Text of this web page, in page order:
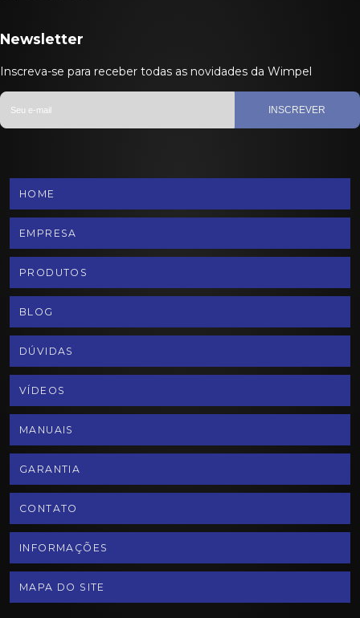
Newsletter
Inscreva-se para receber todas as novidades da Wimpel
INSCREVER
HOME
EMPRESA
PRODUTOS
BLOG
DÚVIDAS
VÍDEOS
MANUAIS
GARANTIA
CONTATO
INFORMAÇÕES
MAPA DO SITE